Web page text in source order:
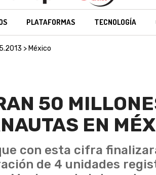
PLATAFORMAS TECNOLOGÍA
> México
50
EN
con esta cifra
de 4 unidades